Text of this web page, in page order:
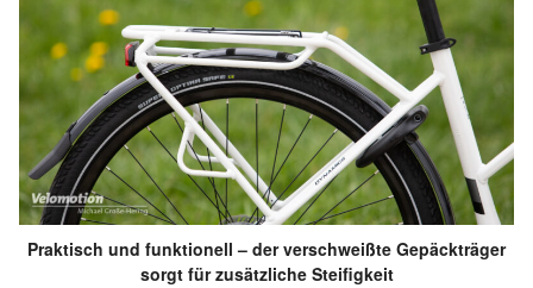
Praktisch und funktionell – der verschweißte Gepäckträger
sorgt für zusätzliche Steifigkeit